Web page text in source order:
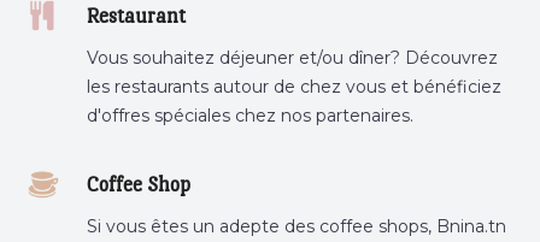
Restaurant
Vous souhaitez déjeuner et/ou dîner? Découvrez
les restaurants autour de chez vous et bénéficiez
d'offres spéciales chez nos partenaires.
Coffee Shop
Si vous êtes un adepte des coffee shops, Bnina.tn